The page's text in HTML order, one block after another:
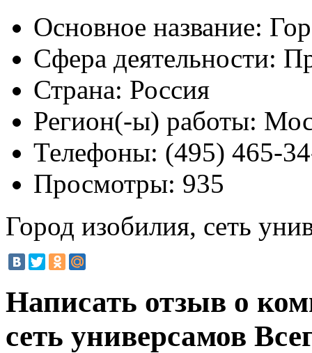
Основное название:
Сфера деятельности:
Страна: Россия
Регион(-ы) работы:
Телефоны: (495) 465-
Просмотры: 935
Город изобилия, сеть
Написать отзыв о
сеть универсамов